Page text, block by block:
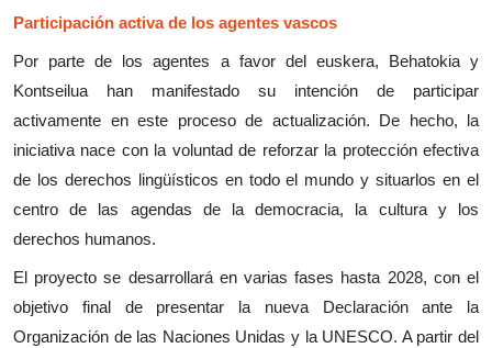
Participación activa de los agentes vascos
Por parte de los agentes a favor del euskera, Behatokia y
Kontseilua han manifestado su intención de participar
activamente en este proceso de actualización. De hecho, la
iniciativa nace con la voluntad de reforzar la protección efectiva
de los derechos lingüísticos en todo el mundo y situarlos en el
centro de las agendas de la democracia, la cultura y los
derechos humanos.
El proyecto se desarrollará en varias fases hasta 2028, con el
objetivo final de presentar la nueva Declaración ante la
Organización de las Naciones Unidas y la UNESCO. A partir del